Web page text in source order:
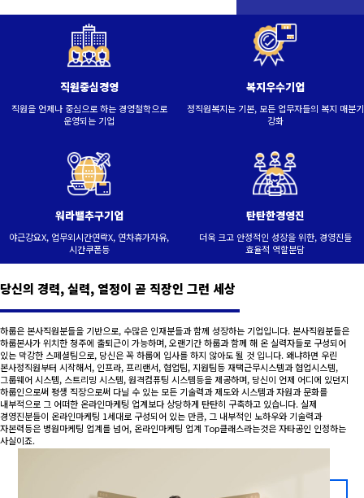
직원중심경영
직원을 언제나 중심으로 하는 경영철학으로
운영되는 기업
복지우수기업
정직원복지는 기본, 모든 업무자들의 복지 매분기
강화
워라밸추구기업
야근강요X, 업무외시간연락X, 연차휴가자유,
시간쿠폰등
탄탄한경영진
더욱 크고 안정적인 성장을 위한, 경영진들
효율적 역할분담
당신의 경력, 실력, 열정이 곧 직장인 그런 세상
하룹은 본사직원분들을 기반으로, 수많은 인재분들과 함께 성장하는 기업입니다. 본사직원분들은
하룹본사가 위치한 청주에 출퇴근이 가능하며, 오랜기간 하룹과 함께 해 온 실력자들로 구성되어
있는 막강한 스페셜팀으로, 당신은 꼭 하룹에 입사를 하지 않아도 될 것 입니다. 왜냐하면 우린
본사정직원부터 시작해서, 인프라, 프리랜서, 협업팀, 지원팀등 재택근무시스템과 협업시스템,
그룹웨어 시스템, 스트리밍 시스템, 원격컴퓨팅 시스템등을 제공하며, 당신이 언제 어디에 있던지
하룹인으로써 평생 직장으로써 다닐 수 있는 모든 기술력과 제도와 시스템과 자원과 문화를
내부적으로 그 어떠한 온라인마케팅 업계보다 상당하게 탄탄히 구축하고 있습니다. 실제
경영진분들이 온라인마케팅 1세대로 구성되어 있는 만큼, 그 내부적인 노하우와 기술력과
자본력등은 병원마케팅 업계를 넘어, 온라인마케팅 업계 Top클래스라는것은 자타공인 인정하는
사실이죠.